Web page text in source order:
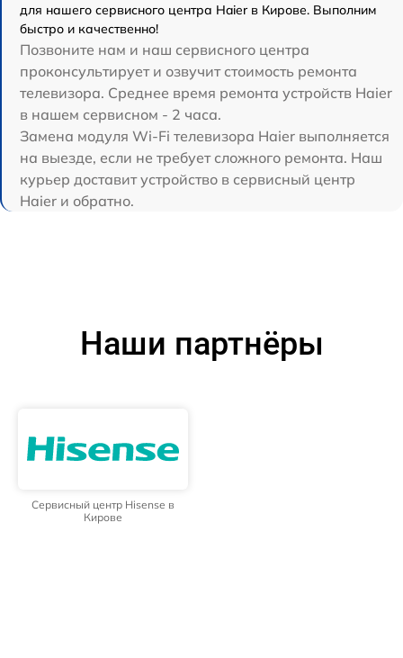
для нашего сервисного центра Haier в Кирове. Выполним
быстро и качественно!
Позвоните нам и наш сервисного центра
проконсультирует и озвучит стоимость ремонта
телевизора. Среднее время ремонта устройств Haier
в нашем сервисном - 2 часа.
Замена модуля Wi-Fi телевизора Haier выполняется
на выезде, если не требует сложного ремонта. Наш
курьер доставит устройство в сервисный центр
Haier и обратно.
Наши партнёры
Сервисный центр Hisense в
Кирове